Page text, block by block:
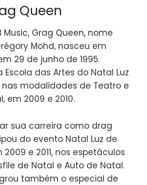
Queen
Music, Grag Queen, nome
Mohd, nasceu em
29 de junho de 1995.
Escola das Artes do Natal Luz
modalidades de Teatro e
em 2009 e 2010.
sua carreira como drag
do evento Natal Luz de
e 2011, nos espetáculos
de Natal e Auto de Natal.
também o especial de